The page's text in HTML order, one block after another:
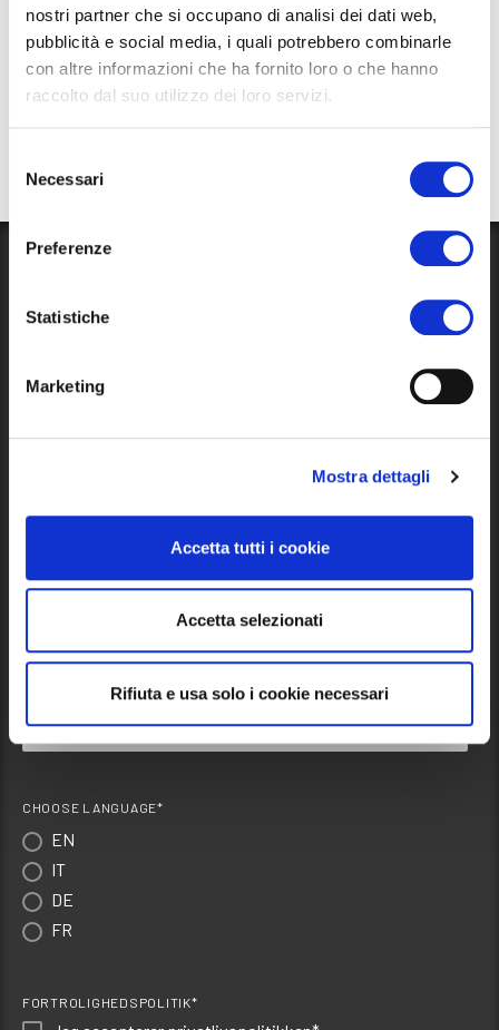
nostri partner che si occupano di analisi dei dati web,
pubblicità e social media, i quali potrebbero combinarle
con altre informazioni che ha fornito loro o che hanno
raccolto dal suo utilizzo dei loro servizi.
delNecessari
Preferenze
Statistiche
Marketing
Mostra dettagli
Accetta tutti i cookie
Accetta selezionati
Rifiuta e usa solo i cookie necessari
Denne serviceydelse kan efterspørges ved booking , eller
efterfølgende, ved at
kontakte os her
* Barnesengens størrelse: 125cm x 65 cm x 80 cm (h).
Puder og sengetøj er ikke indbefattet.
News, events and information about our campsite and its
Follow us
Skriv dig op til vores nyhedsbrev
CHOOSE LANGUAGE*
EN
IT
DE
FR
FORTROLIGHEDSPOLITIK*